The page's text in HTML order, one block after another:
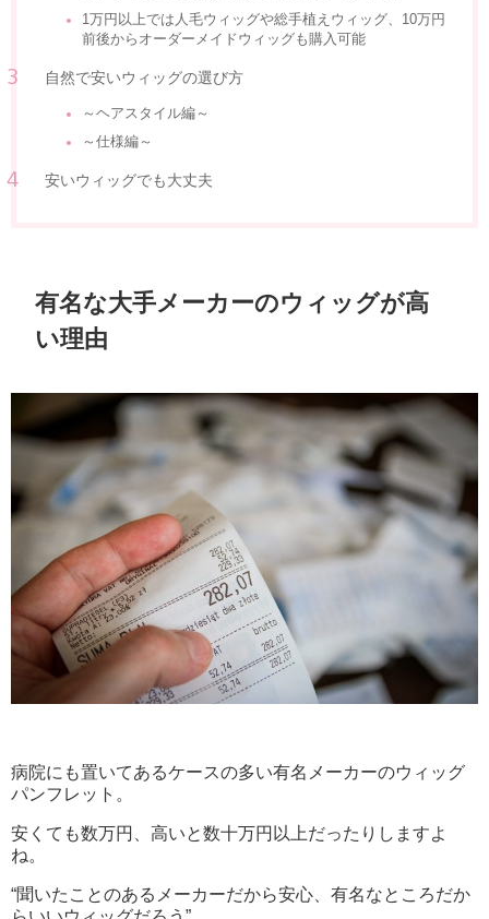
1万円以上では人毛ウィッグや総手植えウィッグ、10万円
前後からオーダーメイドウィッグも購入可能
自然で安いウィッグの選び方
～ヘアスタイル編～
～仕様編～
安いウィッグでも大丈夫
有名な大手メーカーのウィッグが高
い理由
病院にも置いてあるケースの多い有名メーカーのウィッグ
パンフレット。
安くても数万円、高いと数十万円以上だったりしますよ
ね。
“聞いたことのあるメーカーだから安心、有名なところだか